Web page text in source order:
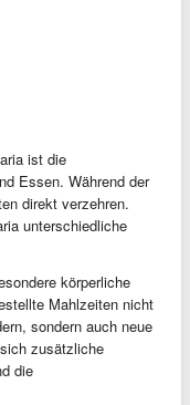
ist die
Essen. Während der
direkt verzehren.
unterschiedliche
körperliche
Mahlzeiten nicht
sondern auch neue
zusätzliche
die